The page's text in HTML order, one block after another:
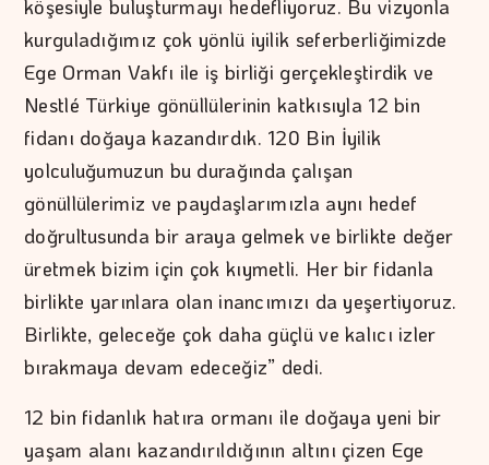
köşesiyle buluşturmayı hedefliyoruz. Bu vizyonla
kurguladığımız çok yönlü iyilik seferberliğimizde
Ege Orman Vakfı ile iş birliği gerçekleştirdik ve
Nestlé Türkiye gönüllülerinin katkısıyla 12 bin
fidanı doğaya kazandırdık. 120 Bin İyilik
yolculuğumuzun bu durağında çalışan
gönüllülerimiz ve paydaşlarımızla aynı hedef
doğrultusunda bir araya gelmek ve birlikte değer
üretmek bizim için çok kıymetli. Her bir fidanla
birlikte yarınlara olan inancımızı da yeşertiyoruz.
Birlikte, geleceğe çok daha güçlü ve kalıcı izler
bırakmaya devam edeceğiz” dedi.
12 bin fidanlık hatıra ormanı ile doğaya yeni bir
yaşam alanı kazandırıldığının altını çizen Ege